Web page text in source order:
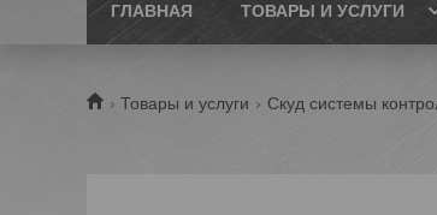
ГЛАВНАЯ ТОВАРЫ И УСЛУГИ
Товары и услуги Скуд системы